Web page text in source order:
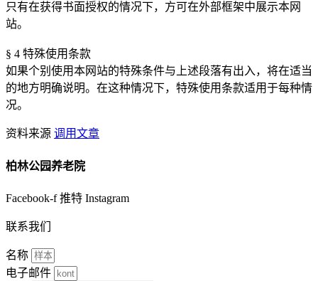
只有在获得书面授权的情况下，方可在外部框架中展示本网
站。
§ 4 特殊使用条款
如果个别使用本网站的特殊条件与上述段落有出入，将在适当
的地方明确说明。在这种情况下，特殊使用条款适用于每种情
况。
资料来源 调用文章
柏林公园养老院
Facebook-f 推特 Instagram
联系我们
名称
电子邮件